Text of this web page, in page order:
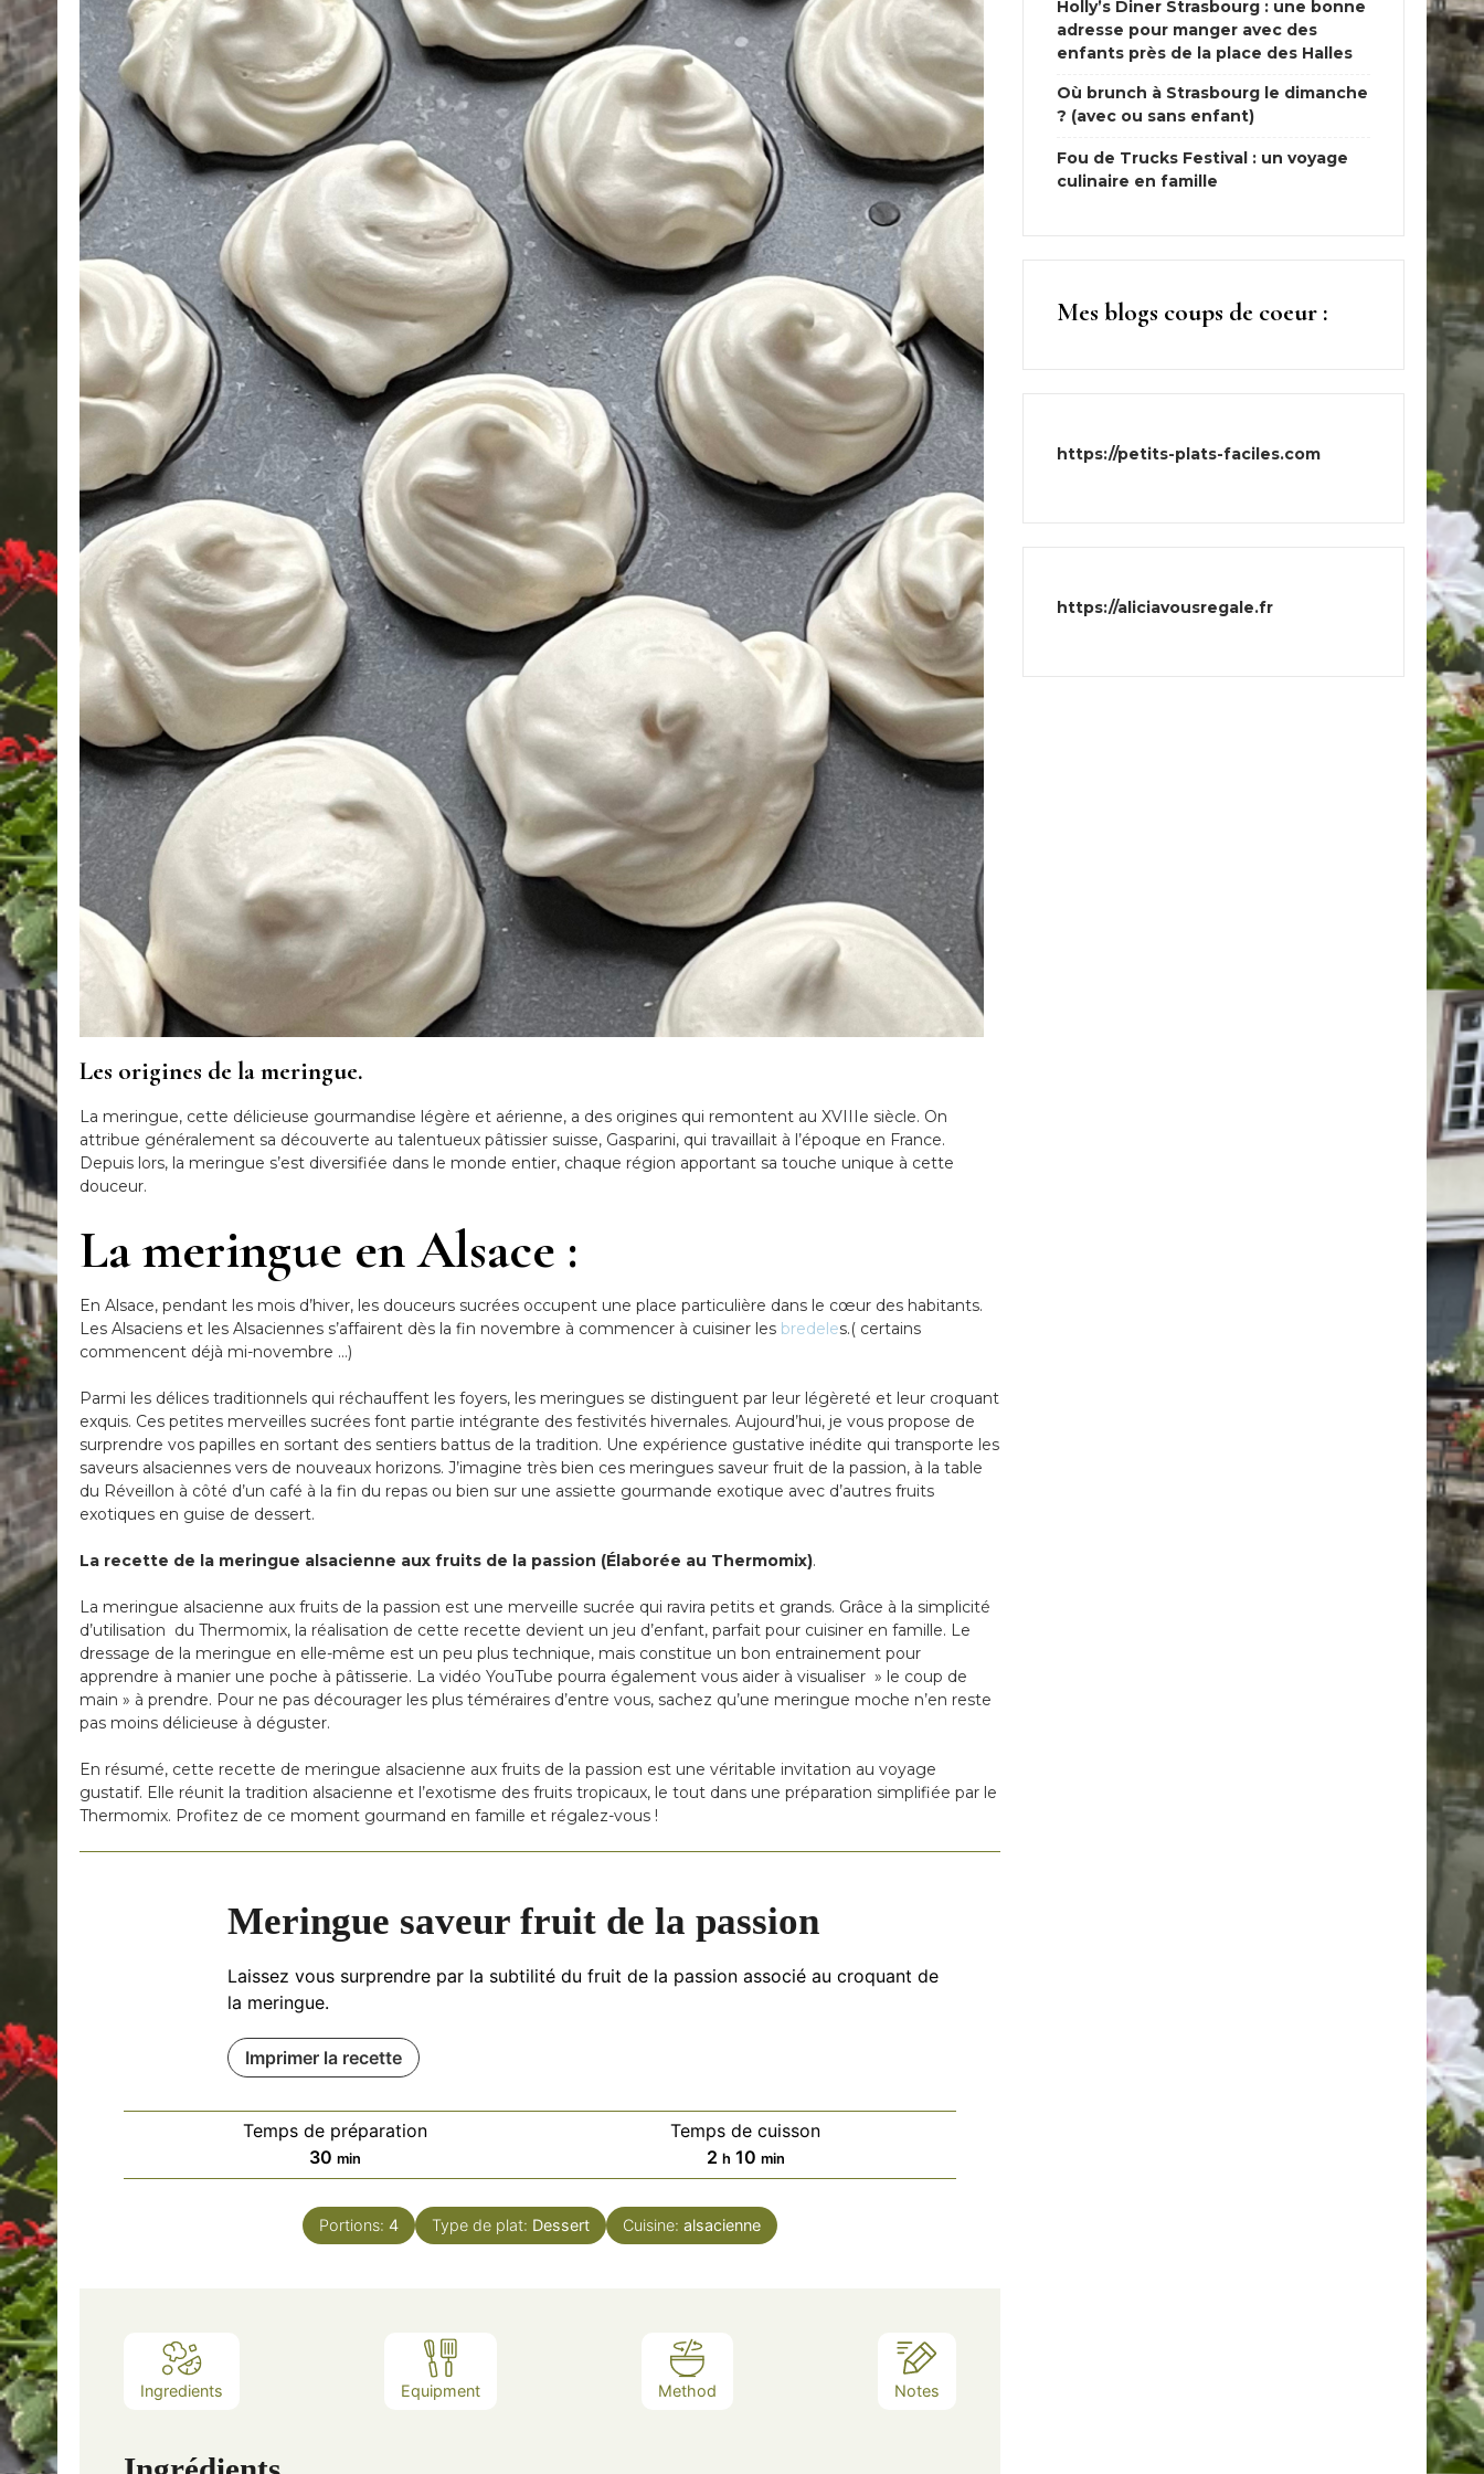
Les origines de la meringue.
La meringue, cette délicieuse gourmandise légère et aérienne, a des origines qui remontent au XVIIIe siècle. On
attribue généralement sa découverte au talentueux pâtissier suisse, Gasparini, qui travaillait à l’époque en France.
Depuis lors, la meringue s’est diversifiée dans le monde entier, chaque région apportant sa touche unique à cette
douceur.
La meringue en Alsace :
En Alsace, pendant les mois d’hiver, les douceurs sucrées occupent une place particulière dans le cœur des habitants.
Les Alsaciens et les Alsaciennes s’affairent dès la fin novembre à commencer à cuisiner les bredeles.( certains
commencent déjà mi-novembre …)
Parmi les délices traditionnels qui réchauffent les foyers, les meringues se distinguent par leur légèreté et leur croquant
exquis. Ces petites merveilles sucrées font partie intégrante des festivités hivernales. Aujourd’hui, je vous propose de
surprendre vos papilles en sortant des sentiers battus de la tradition. Une expérience gustative inédite qui transporte les
saveurs alsaciennes vers de nouveaux horizons. J’imagine très bien ces meringues saveur fruit de la passion, à la table
du Réveillon à côté d’un café à la fin du repas ou bien sur une assiette gourmande exotique avec d’autres fruits
exotiques en guise de dessert.
La recette de la meringue alsacienne aux fruits de la passion (Élaborée au Thermomix).
La meringue alsacienne aux fruits de la passion est une merveille sucrée qui ravira petits et grands. Grâce à la simplicité
d’utilisation du Thermomix, la réalisation de cette recette devient un jeu d’enfant, parfait pour cuisiner en famille. Le
dressage de la meringue en elle-même est un peu plus technique, mais constitue un bon entrainement pour
apprendre à manier une poche à pâtisserie. La vidéo YouTube pourra également vous aider à visualiser » le coup de
main » à prendre. Pour ne pas décourager les plus téméraires d’entre vous, sachez qu’une meringue moche n’en reste
pas moins délicieuse à déguster.
En résumé, cette recette de meringue alsacienne aux fruits de la passion est une véritable invitation au voyage
gustatif. Elle réunit la tradition alsacienne et l’exotisme des fruits tropicaux, le tout dans une préparation simplifiée par le
Thermomix. Profitez de ce moment gourmand en famille et régalez-vous !
Meringue saveur fruit de la passion
Laissez vous surprendre par la subtilité du fruit de la passion associé au croquant de
la meringue.
Imprimer la recette
Temps de préparation
30minutes
min
Temps de cuisson
2heures
h 10minutes
min
Portions: 4 Type de plat: Dessert Cuisine: alsacienne
Ingredients Equipment Method Notes
Holly’s Diner Strasbourg : une bonne
adresse pour manger avec des
enfants près de la place des Halles
Où brunch à Strasbourg le dimanche
? (avec ou sans enfant)
Fou de Trucks Festival : un voyage
culinaire en famille
Mes blogs coups de coeur :
https://petits-plats-faciles.com
https://aliciavousregale.fr